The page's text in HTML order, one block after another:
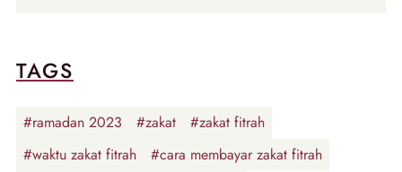
TAGS
#ramadan 2023 #zakat
#zakat fitrah
#waktu zakat fitrah
#cara membayar zakat fitrah